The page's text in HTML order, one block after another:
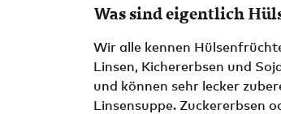
Was sind eigentlich
Wir alle kennen
Linsen, Kichererbsen und
und können sehr lecker
Linsensuppe. Zuckererbsen